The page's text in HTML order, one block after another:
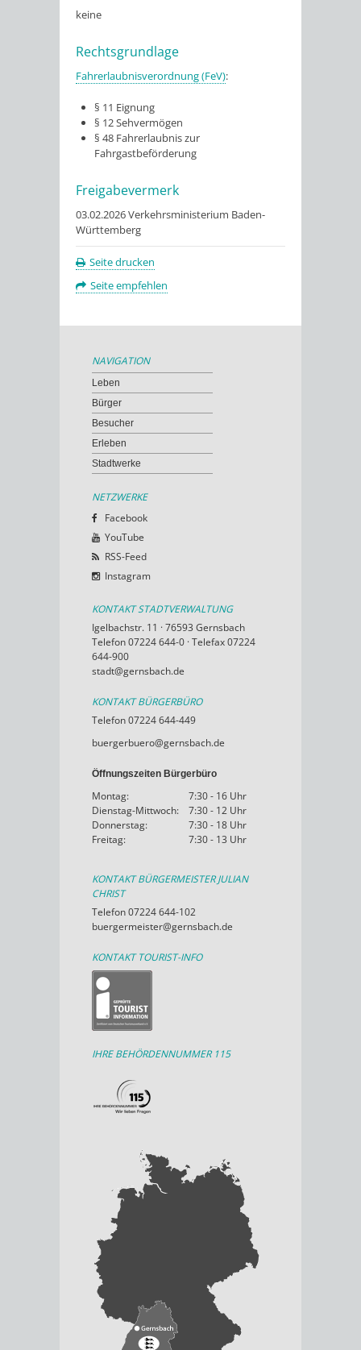
keine
Rechtsgrundlage
Fahrerlaubnisverordnung (FeV):
§ 11 Eignung
§ 12 Sehvermögen
§ 48 Fahrerlaubnis zur
Fahrgastbeförderung
Freigabevermerk
03.02.2026 Verkehrsministerium Baden-
Württemberg
Seite drucken
Seite empfehlen
NAVIGATION
Leben
Bürger
Besucher
Erleben
Stadtwerke
NETZWERKE
Facebook
YouTube
RSS-Feed
Instagram
KONTAKT STADTVERWALTUNG
Igelbachstr. 11 · 76593 Gernsbach
Telefon 07224 644-0 · Telefax 07224
644-900
stadt@gernsbach.de
KONTAKT BÜRGERBÜRO
Telefon 07224 644-449
buergerbuero@gernsbach.de
Öffnungszeiten Bürgerbüro
Montag:
7:30 - 16 Uhr
Dienstag-Mittwoch:
7:30 - 12 Uhr
Donnerstag:
7:30 - 18 Uhr
Freitag:
7:30 - 13 Uhr
KONTAKT BÜRGERMEISTER JULIAN
CHRIST
Telefon 07224 644-102
buergermeister@gernsbach.de
KONTAKT TOURIST-INFO
IHRE BEHÖRDENNUMMER 115